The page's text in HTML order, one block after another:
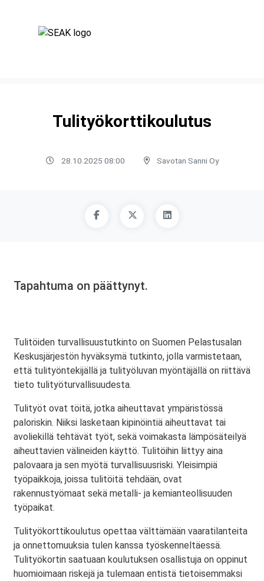
Tulityökorttikoulutus
28.10.2025 08:00 Savotan Sanni Oy
Tapahtuma on päättynyt.
Tulitöiden turvallisuustutkinto on Suomen Pelastusalan
Keskusjärjestön hyväksymä tutkinto, jolla varmistetaan,
että tulityöntekijällä ja tulityöluvan myöntäjällä on riittävä
tieto tulityöturvallisuudesta.
Tulityöt ovat töitä, jotka aiheuttavat ympäristössä
paloriskin. Niiksi lasketaan kipinöintiä aiheuttavat tai
avoliekillä tehtävät työt, sekä voimakasta lämpösäteilyä
aiheuttavien välineiden käyttö. Tulitöihin liittyy aina
palovaara ja sen myötä turvallisuusriski. Yleisimpiä
työpaikkoja, joissa tulitöitä tehdään, ovat
rakennustyömaat sekä metalli- ja kemianteollisuuden
työpaikat.
Tulityökorttikoulutus opettaa välttämään vaaratilanteita
ja onnettomuuksia tulen kanssa työskenneltäessä.
Tulityökortin saatuaan koulutuksen osallistuja on oppinut
huomioimaan riskejä ja tulemaan entistä tietoisemmaksi